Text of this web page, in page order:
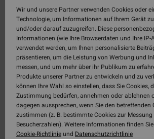
Wir und unsere Partner verwenden Cookies oder
Technologie, um Informationen auf Ihrem Gerät
und/oder darauf zuzugreifen. Diese
Informationen (wie Ihre Browserdaten und Ihre IP-
verwendet werden, um Ihnen personalisierte
präsentieren, um die Leistung von Werbung und
messen, und um mehr über ihr Publikum zu
Produkte unserer Partner zu entwickeln und zu
können Ihre Wahl so einstellen, dass Sie Cookies,
Zustimmung bedürfen, annehmen oder ablehnen
dagegen aussprechen, wenn Sie den betreffenden
zustimmen (z. B. bestimmte Cookies zur Messung
Besucherzahlen). Weitere Informationen finden
Cookie-Richtlinieund Datenschutzrichtlinie